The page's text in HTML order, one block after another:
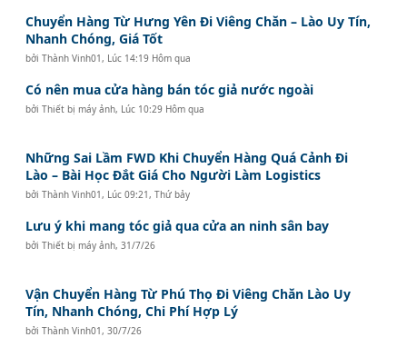
Chuyển Hàng Từ Hưng Yên Đi Viêng Chăn – Lào Uy Tín,
Nhanh Chóng, Giá Tốt
bởiThành Vinh01 , Lúc 14:19 Hôm qua
Có nên mua cửa hàng bán tóc giả nước ngoài
bởiThiết bị máy ảnh, Lúc 10:29 Hôm qua
Những Sai Lầm FWD Khi Chuyển Hàng Quá Cảnh Đi
Lào – Bài Học Đắt Giá Cho Người Làm Logistics
bởiThành Vinh01 , Lúc 09:21, Thứ bảy
Lưu ý khi mang tóc giả qua cửa an ninh sân bay
bởiThiết bị máy ảnh,31/7/26
Vận Chuyển Hàng Từ Phú Thọ Đi Viêng Chăn Lào Uy
Tín, Nhanh Chóng, Chi Phí Hợp Lý
bởiThành Vinh01 ,30/7/26